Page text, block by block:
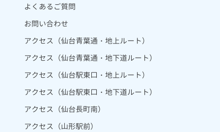
よくあるご質問
お問い合わせ
アクセス（仙台青葉通・地上ルート）
アクセス（仙台青葉通・地下道ルート）
アクセス（仙台駅東口・地上ルート）
アクセス（仙台駅東口・地下道ルート）
アクセス（仙台長町南）
アクセス（山形駅前）